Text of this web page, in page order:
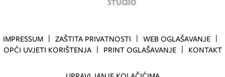
IMPRESSUM ZAŠTITA PRIVATNOSTI
WEB OGLAŠAVANJE
OPĆI UVJETI KORIŠTENJA
PRINT OGLAŠAVANJE KONTAKT